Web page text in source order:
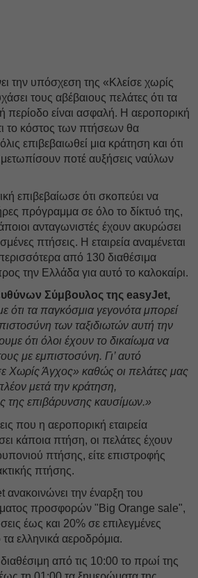
την υπόσχεση της «Κλείσε χωρίς
τους αβέβαιους πελάτες ότι τα
περίοδο είναι ασφαλή. Η αεροπορική
το κόστος των πτήσεων θα
επιβεβαιωθεί μια κράτηση και ότι
ποτέ αυξήσεις ναύλων
επιβεβαίωσε ότι σκοπεύει να
πρόγραμμα σε όλο το δίκτυό της,
ανταγωνιστές έχουν ακυρώσει
πτήσεις. Η εταιρεία αναμένεται
από 130 διαθέσιμα
την Ελλάδα για αυτό το καλοκαίρι.
Σύμβουλος της easyJet,
ότι τα παγκόσμια γεγονότα μπορεί
των ταξιδιωτών αυτή την
ότι όλοι έχουν το δικαίωμα να
με εμπιστοσύνη. Γι’ αυτό
Χωρίς Άγχος» καθώς οι πελάτες μας
μετά την κράτηση,
της επιβάρυνσης καυσίμων.»
που η αεροπορική εταιρεία
κάποια πτήση, οι πελάτες έχουν
πτήσης, είτε επιστροφής
πτήσης.
την έναρξη του
προσφορών "Big Orange sale",
έως και 20% σε επιλεγμένες
ελληνικά αεροδρόμια.
από τις 10:00 το πρωί της